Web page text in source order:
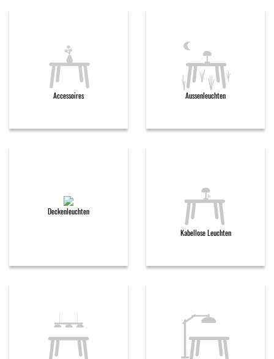
Accessoires Aussenleuchten
Deckenleuchten
Kabellose Leuchten